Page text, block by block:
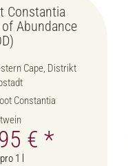
Constantia
of Abundance
Cape, Distrikt
Constantia
€ *
1 l